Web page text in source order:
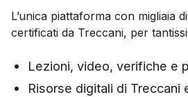
L’unica piattaforma con migliaia
certificati da Treccani, per
Lezioni, video, verifiche e
Risorse digitali di Treccani